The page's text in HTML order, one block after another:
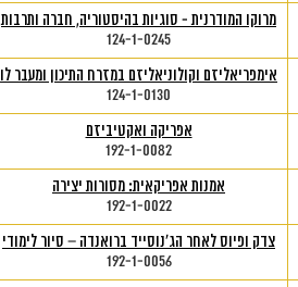
מרוקו המודרנית - סוגיות בהיסטוריה, חברה ותרבות
124-1-0245
אימפריאליזם וקולוניאליזם במזרח התיכון ומעבר לו
124-1-0130
אפריקה ואקטיביזם
192-1-0082
אמנות אפריקאית: מסורות יצירה
192-1-0022
צדק ופיוס לאחר הג'נוסייד ברואנדה – סיור לימודי
192-1-0056